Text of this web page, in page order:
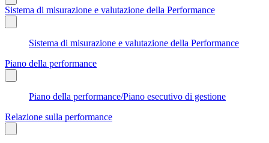
Sistema di misurazione e valutazione della Performance
Sistema di misurazione e valutazione della Performance
Piano della performance
Piano della performance/Piano esecutivo di gestione
Relazione sulla performance